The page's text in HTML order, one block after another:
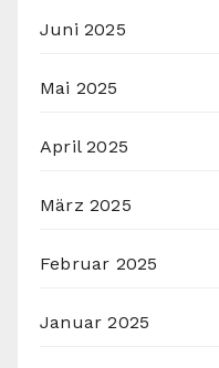
Juni 2025
Mai 2025
April 2025
März 2025
Februar 2025
Januar 2025